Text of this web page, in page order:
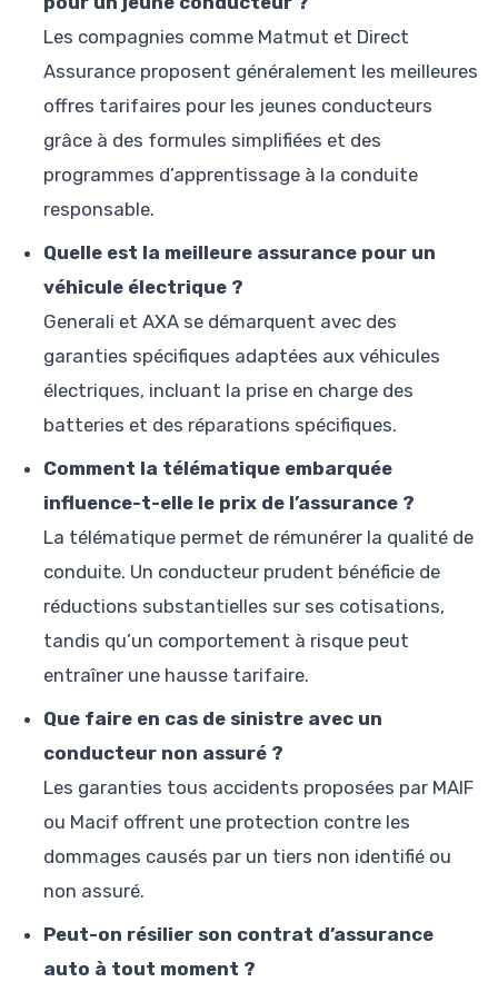
Les compagnies comme Matmut et Direct
Assurance proposent généralement les meilleures
offres tarifaires pour les jeunes conducteurs
grâce à des formules simplifiées et des
programmes d’apprentissage à la conduite
responsable.
Quelle est la meilleure assurance pour un
véhicule électrique ?
Generali et AXA se démarquent avec des
garanties spécifiques adaptées aux véhicules
électriques, incluant la prise en charge des
batteries et des réparations spécifiques.
Comment la télématique embarquée
influence-t-elle le prix de l’assurance ?
La télématique permet de rémunérer la qualité de
conduite. Un conducteur prudent bénéficie de
réductions substantielles sur ses cotisations,
tandis qu’un comportement à risque peut
entraîner une hausse tarifaire.
Que faire en cas de sinistre avec un
conducteur non assuré ?
Les garanties tous accidents proposées par MAIF
ou Macif offrent une protection contre les
dommages causés par un tiers non identifié ou
non assuré.
Peut-on résilier son contrat d’assurance
auto à tout moment ?